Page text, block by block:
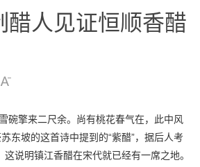
醋人见证恒顺香醋
碗擎来二尺余。尚有桃花春气在，此中风
东坡的这首诗中提到的“紫醋”，据后人考
说明镇江香醋在宋代就已经有一席之地。